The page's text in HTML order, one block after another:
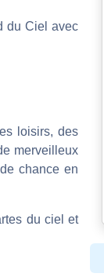
du Ciel avec
loisirs, des
merveilleux
chance en
du ciel et